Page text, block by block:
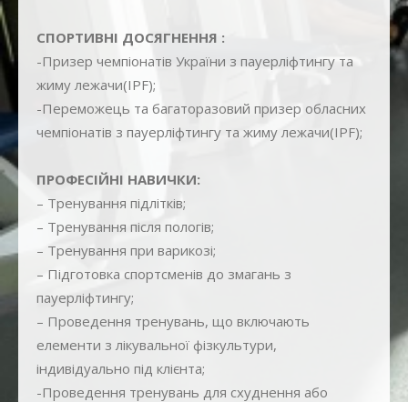
СПОРТИВНІ ДОСЯГНЕННЯ :
-Призер чемпіонатів України з пауерліфтингу та
жиму лежачи(IPF);
-Переможець та багаторазовий призер обласних
чемпіонатів з пауерліфтингу та жиму лежачи(IPF);
ПРОФЕСІЙНІ НАВИЧКИ:
– Тренування підлітків;
– Тренування після пологів;
– Тренування при варикозі;
– Підготовка спортсменів до змагань з
пауерліфтингу;
– Проведення тренувань, що включають
елементи з лікувальної фізкультури,
індивідуально під клієнта;
-Проведення тренувань для схуднення або